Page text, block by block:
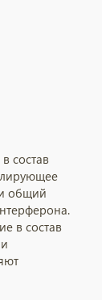
состав
общий
в состав